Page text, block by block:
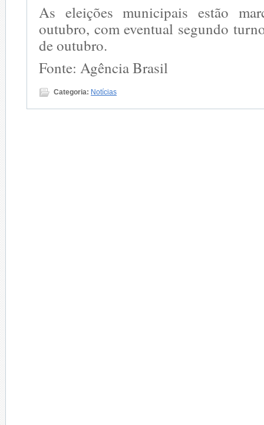
As eleições municipais estão
outubro, com eventual segundo
de outubro.
Fonte: Agência Brasil
Categoria: Notícias